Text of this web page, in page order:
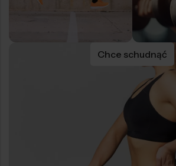
Chce schudnąć